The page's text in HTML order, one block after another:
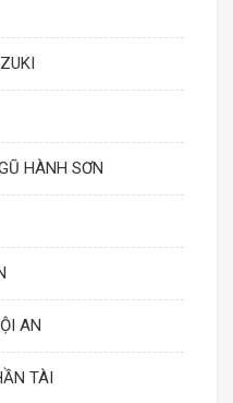
HÀNH SƠN
AN
TÀI